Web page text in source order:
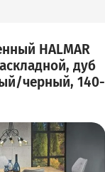
HALMAR
дуб
черный, 140-